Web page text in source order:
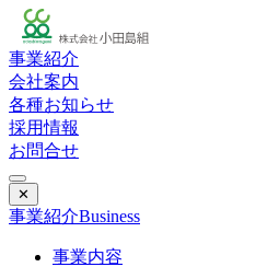
事業紹介
会社案内
各種お知らせ
採用情報
お問合せ
✕
事業紹介Business
事業内容